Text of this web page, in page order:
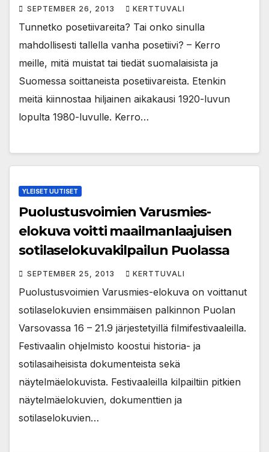
SEPTEMBER 26, 2013 KERTTUVALI
Tunnetko posetiivareita? Tai onko sinulla
mahdollisesti tallella vanha posetiivi? – Kerro
meille, mitä muistat tai tiedät suomalaisista ja
Suomessa soittaneista posetiivareista. Etenkin
meitä kiinnostaa hiljainen aikakausi 1920-luvun
lopulta 1980-luvulle. Kerro…
YLEISET UUTISET
Puolustusvoimien Varusmies-
elokuva voitti maailmanlaajuisen
sotilaselokuvakilpailun Puolassa
SEPTEMBER 25, 2013 KERTTUVALI
Puolustusvoimien Varusmies-elokuva on voittanut
sotilaselokuvien ensimmäisen palkinnon Puolan
Varsovassa 16 – 21.9 järjestetyillä filmifestivaaleilla.
Festivaalin ohjelmisto koostui historia- ja
sotilasaiheisista dokumenteista sekä
näytelmäelokuvista. Festivaaleilla kilpailtiin pitkien
näytelmäelokuvien, dokumenttien ja
sotilaselokuvien…